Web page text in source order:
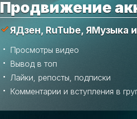
Продвижение
ЯДзен, RuTube, ЯМузыка
Просмотры видео
Вывод в топ
Лайки, репосты, подписки
Комментарии и вступления в